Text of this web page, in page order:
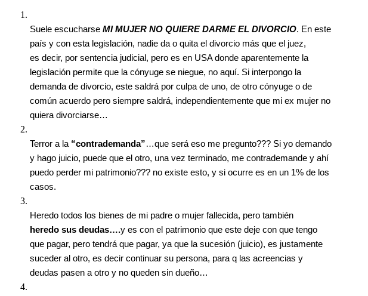
Suele escucharse MI MUJER NO QUIERE DARME EL DIVORCIO. En este
país y con esta legislación, nadie da o quita el divorcio más que el juez,
es decir, por sentencia judicial, pero es en USA donde aparentemente la
legislación permite que la cónyuge se niegue, no aquí. Si interpongo la
demanda de divorcio, este saldrá por culpa de uno, de otro cónyuge o de
común acuerdo pero siempre saldrá, independientemente que mi ex mujer no
quiera divorciarse…
Terror a la “contrademanda”…que será eso me pregunto??? Si yo demando
y hago juicio, puede que el otro, una vez terminado, me contrademande y ahí
puedo perder mi patrimonio??? no existe esto, y si ocurre es en un 1% de los
casos.
Heredo todos los bienes de mi padre o mujer fallecida, pero también
heredo sus deudas….y es con el patrimonio que este deje con que tengo
que pagar, pero tendrá que pagar, ya que la sucesión (juicio), es justamente
suceder al otro, es decir continuar su persona, para q las acreencias y
deudas pasen a otro y no queden sin dueño…